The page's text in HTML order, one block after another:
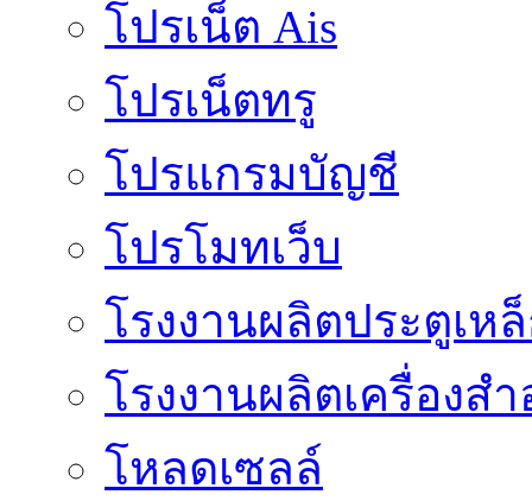
โปรเน็ต Ais
โปรเน็ตทรู
โปรแกรมบัญชี
โปรโมทเว็บ
โรงงานผลิตประตูเห
โรงงานผลิตเครื่องสำ
โหลดเซลล์